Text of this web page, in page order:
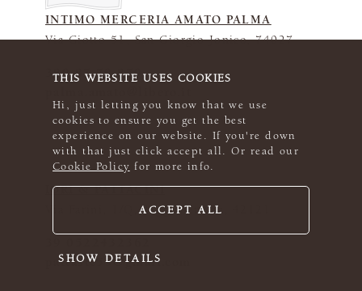
THIS WEBSITE USES COOKIES
Hi, just letting you know that we use
cookies to ensure you get the best
experience on our website. If you're down
with that just click accept all. Or read our
Cookie Policy for more info.
ACCEPT ALL
SHOW DETAILS
INTIMO MERCERIA AMATO PALMA
Via Giotto 51, San Giorgio Jonico, 74027
389 87 79 879
IORI & PATTACINI
Via Farini, 1/Q, Reggio Emilia, 42121
pattaste59@gmail.com